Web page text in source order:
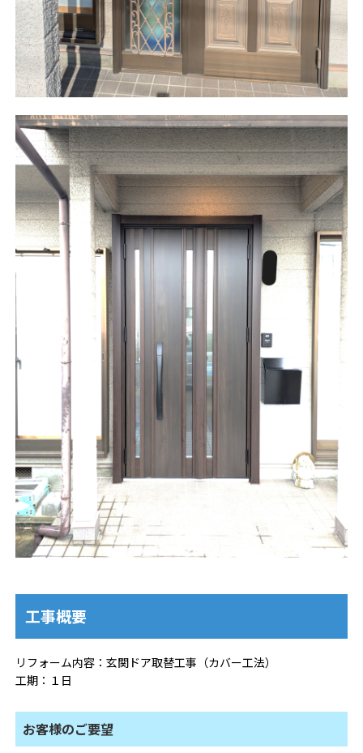
工事概要
リフォーム内容：玄関ドア取替工事（カバー工法）
工期：１日
お客様のご要望